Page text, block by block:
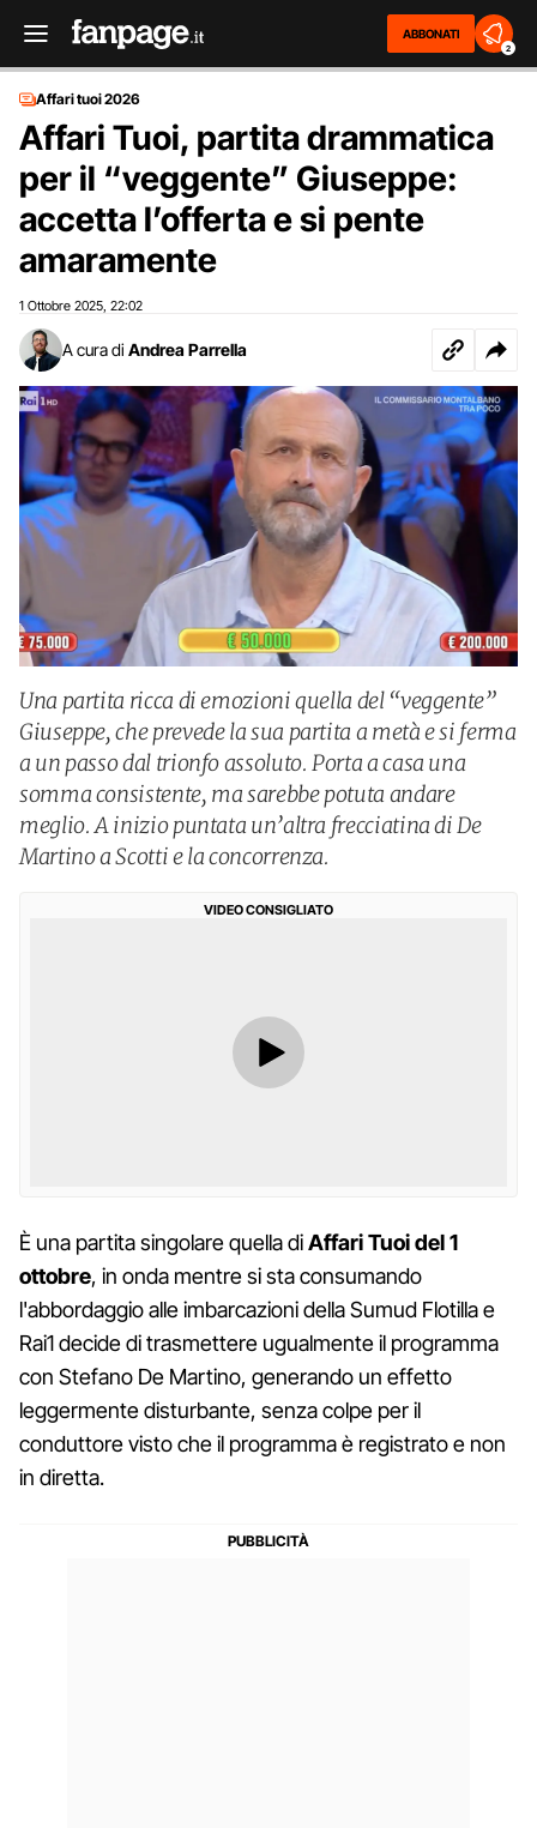
ABBONATI
2
Affari tuoi 2026
Affari Tuoi, partita drammatica
per il “veggente” Giuseppe:
accetta l’offerta e si pente
amaramente
1 Ottobre 2025 22:02
A cura di Andrea Parrella
Una partita ricca di emozioni quella del “veggente”
Giuseppe, che prevede la sua partita a metà e si ferma
a un passo dal trionfo assoluto. Porta a casa una
somma consistente, ma sarebbe potuta andare
meglio. A inizio puntata un’altra frecciatina di De
Martino a Scotti e la concorrenza.
VIDEO CONSIGLIATO
È una partita singolare quella diAffari Tuoi del 1
ottobre, in onda mentre si sta consumando
l'abbordaggio alle imbarcazioni della Sumud Flotilla e
Rai1 decide di trasmettere ugualmente il programma
con Stefano De Martino, generando un effetto
leggermente disturbante, senza colpe per il
conduttore visto che il programma è registrato e non
in diretta.